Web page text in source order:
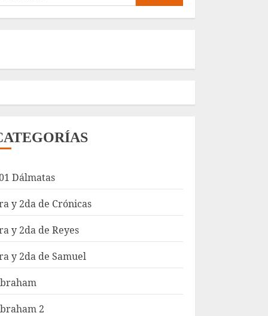
Dálmatas
y 2da de Crónicas
y 2da de Reyes
y 2da de Samuel
2